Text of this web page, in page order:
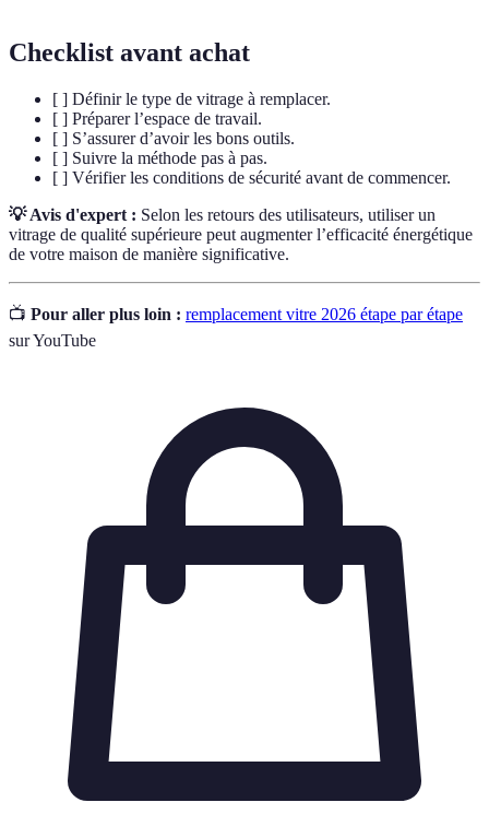
Checklist avant achat
[ ] Définir le type de vitrage à remplacer.
[ ] Préparer l’espace de travail.
[ ] S’assurer d’avoir les bons outils.
[ ] Suivre la méthode pas à pas.
[ ] Vérifier les conditions de sécurité avant de commencer.
💡 Avis d'expert : Selon les retours des utilisateurs, utiliser un
vitrage de qualité supérieure peut augmenter l’efficacité énergétique
de votre maison de manière significative.
📺 Pour aller plus loin : remplacement vitre 2026 étape par étape
sur YouTube